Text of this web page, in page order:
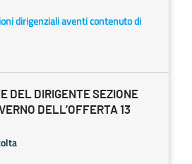
dirigenziali aventi contenuto di
DEL DIRIGENTE SEZIONE
DELL’OFFERTA 13